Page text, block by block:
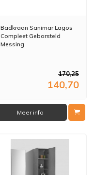
Badkraan Sanimar Lagos
Compleet Geborsteld
Messing
170,25
140,70
Meer info